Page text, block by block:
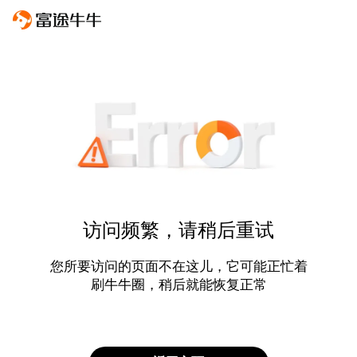
访问频繁，请稍后重试
您所要访问的页面不在这儿，它可能正忙着
刷牛牛圈，稍后就能恢复正常